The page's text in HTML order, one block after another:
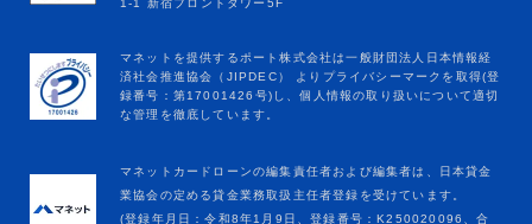
マネットカードローンの編集責任者および編集者は、日本貸金
業協会の定める貸金業務取扱主任者登録を受けています。
(登録年月日：令和8年1月9日、登録番号：K250020096、合